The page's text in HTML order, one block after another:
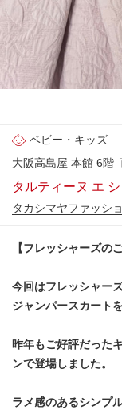
ベビー・キッズ
大阪高島屋 本館 6階
タルティーヌ エ
タカシマヤファッシ
【フレッシャーズの
今回はフレッシャー
ジャンパースカート
昨年もご好評だった
ンで登場しました。
ラメ感のあるシンプ